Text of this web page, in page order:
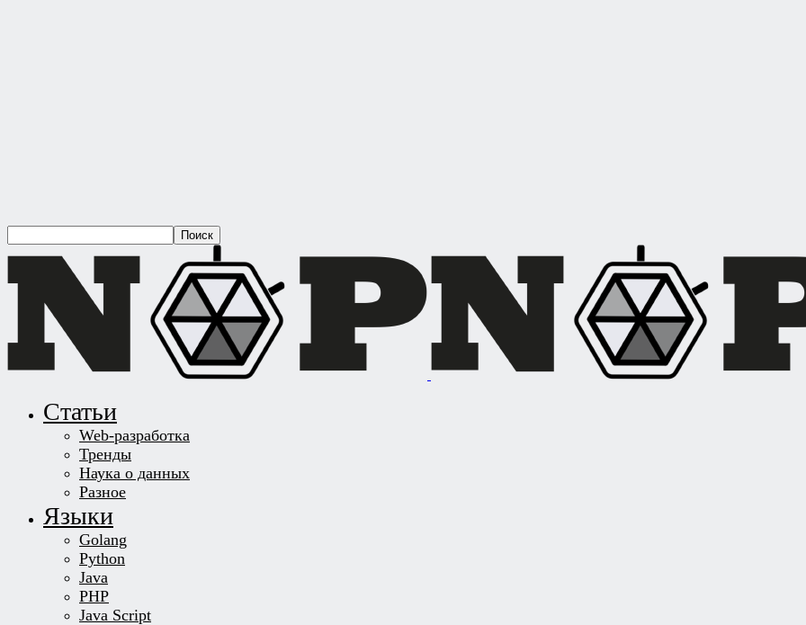
Статьи
Web-разработка
Тренды
Наука о данных
Разное
Языки
Golang
Python
Java
PHP
Java Script